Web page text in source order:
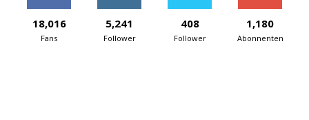
18,016
Fans
5,241
Follower
408
Follower
1,180
Abonnenten